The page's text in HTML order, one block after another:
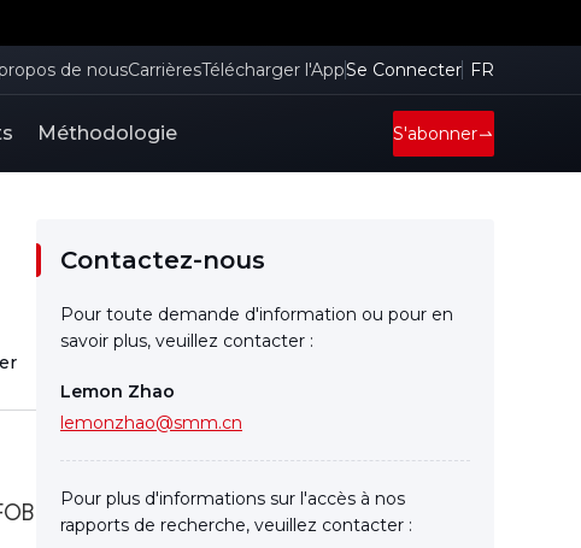
de nousCarrièresTélécharger l'AppSe Connecter FR
Méthodologie S'abonner
Contactez-nous
Pour toute demande d'information ou pour en
savoir plus, veuillez contacter :
Lemon Zhao
lemonzhao@smm.cn
Pour plus d'informations sur l'accès à nos
rapports de recherche, veuillez contacter :